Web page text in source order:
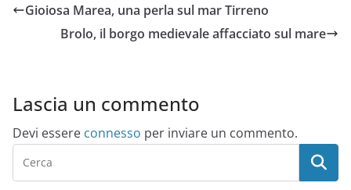
Gioiosa Marea, una perla sul mar Tirreno
Brolo, il borgo medievale affacciato sul mare
Lascia un commento
Devi essere connesso per inviare un commento.